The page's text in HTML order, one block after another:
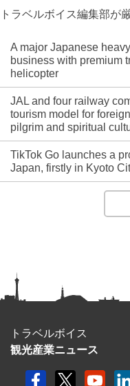
トラベルボイス編集部が
A major Japanese
business with premium
helicopter
JAL and four railway
tourism model for
pilgrim and spiritual
TikTok Go launches a
Japan, firstly in Kyoto
トラベルボイス
観光産業ニュース